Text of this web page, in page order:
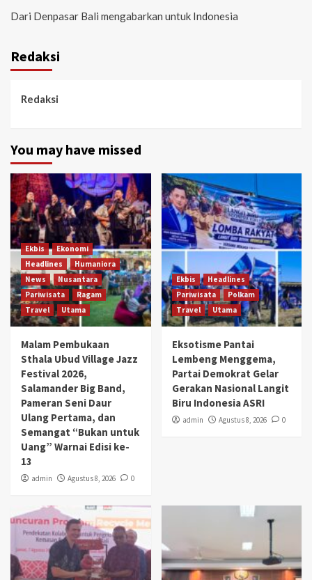
Dari Denpasar Bali mengabarkan untuk Indonesia
Redaksi
Redaksi
You may have missed
Ekbis
Ekonomi
Headlines
Humaniora
News
Nusantara
Pariwisata
Ragam
Travel
Utama
Malam Pembukaan
Sthala Ubud Village Jazz
Festival 2026,
Salamander Big Band,
Pameran Seni Daur
Ulang Pertama, dan
Semangat “Bukan untuk
Uang” Warnai Edisi ke-
13
admin Agustus 8, 2026 0
Ekbis
Headlines
Pariwisata
Polkam
Travel
Utama
Eksotisme Pantai
Lembeng Menggema,
Partai Demokrat Gelar
Gerakan Nasional Langit
Biru Indonesia ASRI
admin Agustus 8, 2026 0